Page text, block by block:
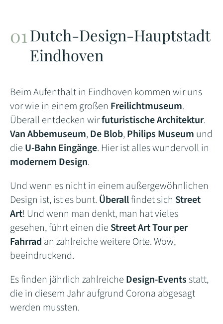
Dutch-Design-Hauptstadt
Eindhoven
Beim Aufenthalt in Eindhoven kommen wir uns
vor wie in einem großen Freilichtmuseum.
Überall entdecken wirfuturistische Architektur.
Van Abbemuseum,De Blob,Philips Museum und
die U-Bahn Eingänge. Hier ist alles wundervoll in
modernem Design.
Und wenn es nicht in einem außergewöhnlichen
Design ist, ist es bunt. Überallfindet sich Street
Art! Und wenn man denkt, man hat vieles
gesehen, führt einen die Street Art Tour per
Fahrrad an zahlreiche weitere Orte. Wow,
beeindruckend.
Es finden jährlich zahlreiche Design-Eventsstatt,
die in diesem Jahr aufgrund Corona abgesagt
werden mussten.